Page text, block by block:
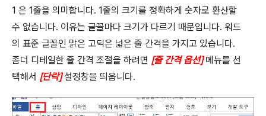
1 은 1줄을 의미합니다. 1줄의 크기를 정확하게 숫자로 환산할
수 없습니다. 이유는 글꼴마다 크기가 다르기 때문입니다. 워드
의 표준 글꼴인 맑은 고딕은 넓은 줄 간격을 가지고 있습니다.
좀더 디테일한 줄 간격 조절을 하려면 [줄 간격 옵션]메뉴를 선
택해서 [단락] 설정창을 띄웁니다.